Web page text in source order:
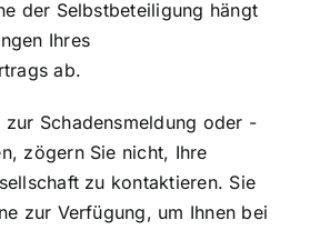
der Selbstbeteiligung hängt
Ihres
ab.
zur Schadensmeldung oder -
zögern Sie nicht, Ihre
zu kontaktieren. Sie
zur Verfügung, um Ihnen bei